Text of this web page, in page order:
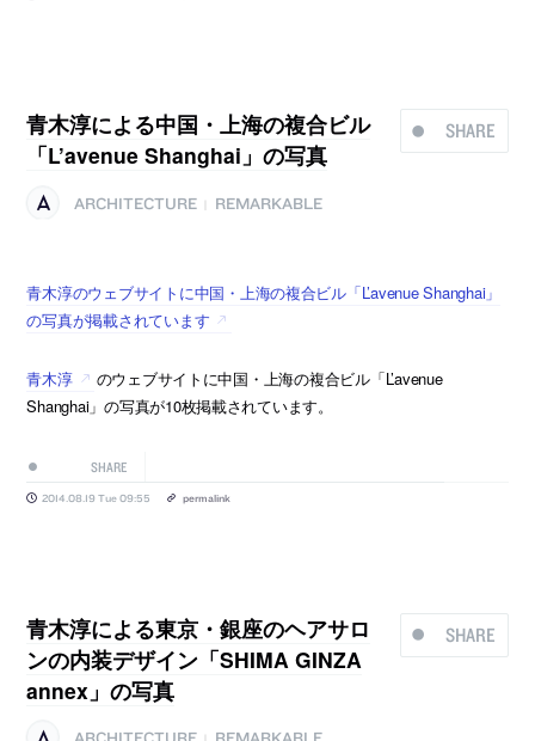
SHARE
青木淳による中国・上海の複合ビル
「L’avenue Shanghai」の写真
ARCHITECTURE REMARKABLE
青木淳のウェブサイトに中国・上海の複合ビル「L’avenue Shanghai」
の写真が掲載されています
青木淳
のウェブサイトに中国・上海の複合ビル「L’avenue
Shanghai」の写真が10枚掲載されています。
SHARE
2014.08.19 Tue 09:55 permalink
SHARE
青木淳による東京・銀座のヘアサロ
ンの内装デザイン「SHIMA GINZA
annex」の写真